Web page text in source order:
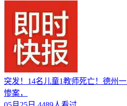
突发！14名儿童1教师死亡！德州
惨案，